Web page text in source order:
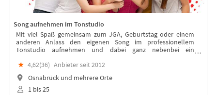
Song aufnehmen im Tonstudio
Mit viel Spaß gemeinsam zum JGA, Geburtstag oder einem
anderen Anlass den eigenen Song im professionellem
Tonstudio aufnehmen und dabei ganz nebenbei ein
Event an die gemeinsame Zeit erinnert.
★ 4,62(36) Anbieter seit 2012
Osnabrück und mehrere Orte
1 bis 25